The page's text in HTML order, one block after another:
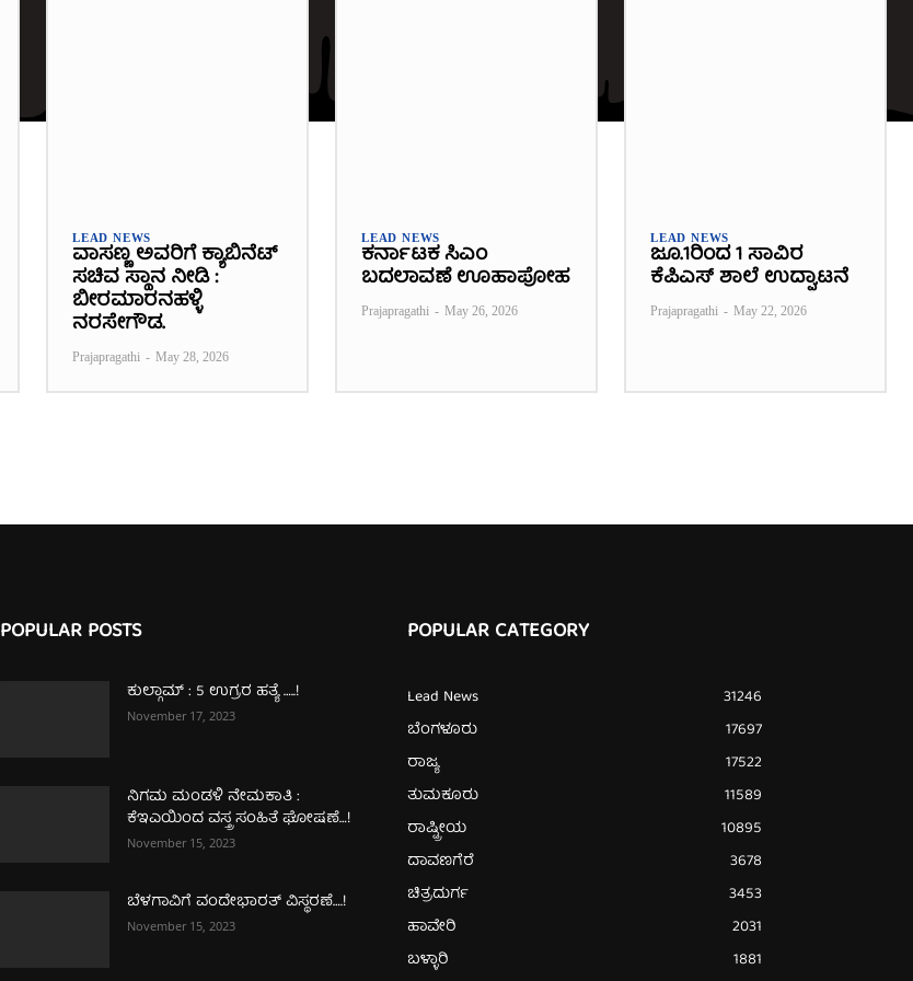
LEAD NEWS
ವಾಸಣ್ಣ ಅವರಿಗೆ ಕ್ಯಾಬಿನೆಟ್
ಸಚಿವ ಸ್ಥಾನ ನೀಡಿ :
ಬೀರಮಾರನಹಳ್ಳಿ
ನರಸೇಗೌಡ.
Prajapragathi - May 28, 2026
LEAD NEWS
ಕರ್ನಾಟಕ ಸಿಎಂ
ಬದಲಾವಣೆ ಊಹಾಪೋಹ
Prajapragathi - May 26, 2026
LEAD NEWS
ಜೂ.1ರಿಂದ 1 ಸಾವಿರ
ಕೆಪಿಎಸ್ ಶಾಲೆ ಉದ್ಘಾಟನೆ
Prajapragathi - May 22, 2026
POPULAR POSTS
ಕುಲ್ಗಾಮ್‌ : 5 ಉಗ್ರರ ಹತ್ಯೆ …..!
November 17, 2023
ನಿಗಮ ಮಂಡಳಿ ನೇಮಕಾತಿ :
ಕೆಇಎಯಿಂದ ವಸ್ತ್ರ ಸಂಹಿತೆ ಘೋಷಣೆ…!
November 15, 2023
ಬೆಳಗಾವಿಗೆ ವಂದೇಭಾರತ್‌ ವಿಸ್ಥರಣೆ….!
November 15, 2023
POPULAR CATEGORY
Lead News
31246
ಬೆಂಗಳೂರು
17697
ರಾಜ್ಯ
17522
ತುಮಕೂರು
11589
ರಾಷ್ಟ್ರೀಯ
10895
ದಾವಣಗೆರೆ
3678
ಚಿತ್ರದುರ್ಗ
3453
ಹಾವೇರಿ
2031
ಬಳ್ಳಾರಿ
1881